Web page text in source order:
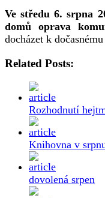
Ve středu 6. srpna
domů oprava
docházet k
Related Posts:
Rozhodnutí
Knihovna v
dovolená srpen